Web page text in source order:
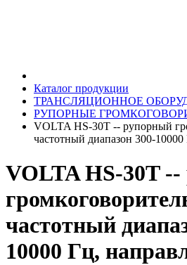
Каталог продукции
ТРАНСЛЯЦИОННОЕ
РУПОРНЫЕ
VOLTA HS-30T -- рупорный
частотный диапазон 300-
VOLTA HS-30T
частотный
10000 Гц,